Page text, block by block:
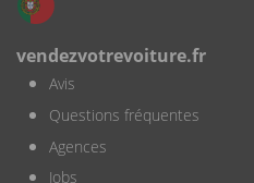
vendezvotrevoiture.fr
Avis
Questions fréquentes
Agences
Jobs